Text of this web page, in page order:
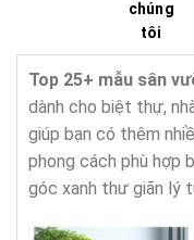
chúng
tôi
Top 25+ mẫu sân
dành cho biệt thự,
giúp bạn có thêm
phong cách phù hợp
góc xanh thư giãn lý